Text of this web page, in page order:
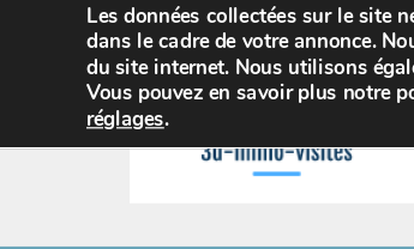
Les données collectées sur le site
dans le cadre de votre annonce.
du site internet. Nous utilisons
Vous pouvez en savoir plus notre
réglages.